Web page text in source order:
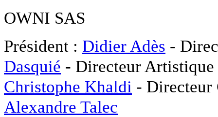
OWNI SAS
Président : Didier Adès -
Dasquié - Directeur
Christophe Khaldi -
Alexandre Talec